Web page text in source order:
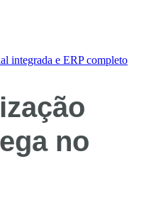
integrada e ERP completo
no